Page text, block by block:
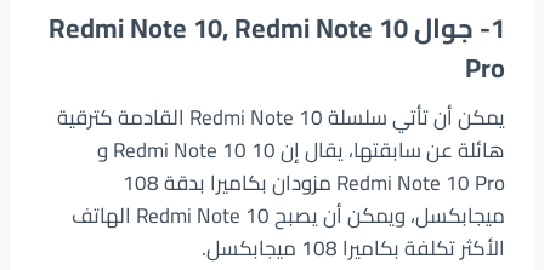
1- جوال Redmi Note 10, Redmi Note 10
Pro
يمكن أن تأتي سلسلة Redmi Note 10 القادمة كترقية
هائلة عن سابقتها، يقال إن Redmi Note 10 10 و
Redmi Note 10 Pro مزودان بكاميرا بدقة 108
ميجابكسل، ويمكن أن يصبح Redmi Note 10 الهاتف
الأكثر تكلفة بكاميرا 108 ميجابكسل.